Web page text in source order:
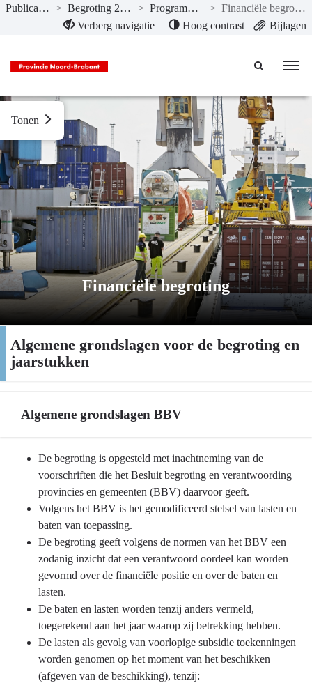
Naar hoofdinhoud
Publicaties > Begroting 2018 > Programma’s >
Financiële begroting
Verberg navigatie
Hoog contrast Bijlagen
Financiële begroting
Tonen
Algemene grondslagen voor de begroting en
jaarstukken
Algemene grondslagen BBV
navigatie
Algemene
grondslagen
begroting
jaarstukken
Algemene
grondslagen
De begroting is opgesteld met inachtneming van de
voorschriften die het Besluit begroting en verantwoording
provincies en gemeenten (BBV) daarvoor geeft.
Volgens het BBV is het gemodificeerd stelsel van lasten en
baten van toepassing.
De begroting geeft volgens de normen van het BBV een
zodanig inzicht dat een verantwoord oordeel kan worden
gevormd over de financiële positie en over de baten en
lasten.
De baten en lasten worden tenzij anders vermeld,
toegerekend aan het jaar waarop zij betrekking hebben.
De lasten als gevolg van voorlopige subsidie toekenningen
worden genomen op het moment van het beschikken
(afgeven van de beschikking), tenzij: